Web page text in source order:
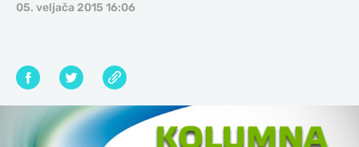
05. veljača 2015 16:06